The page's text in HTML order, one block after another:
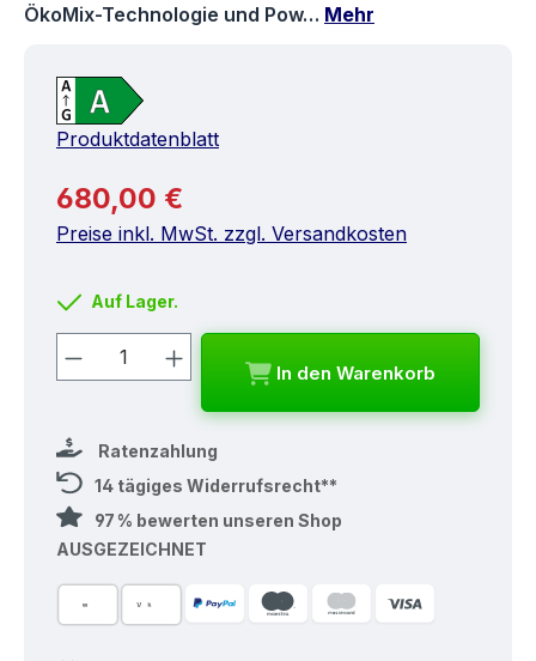
ÖkoMix-Technologie und Pow… Mehr
Produktdatenblatt
Regulärer Preis:
680,00 €
Preise inkl. MwSt. zzgl. Versandkosten
Auf Lager.
Produkt Anzahl: Gib den
In den Warenkorb
Ratenzahlung
14 tägiges Widerrufsrecht**
97 % bewerten unseren Shop
AUSGEZEICHNET